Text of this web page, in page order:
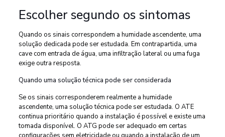
Escolher segundo os sintomas
Quando os sinais correspondem a humidade ascendente, uma
solução dedicada pode ser estudada. Em contrapartida, uma
cave com entrada de água, uma infiltração lateral ou uma fuga
exige outra resposta.
Quando uma solução técnica pode ser considerada
Se os sinais corresponderem realmente a humidade
ascendente, uma solução técnica pode ser estudada. O ATE
continua prioritário quando a instalação é possível e existe uma
tomada disponível. O ATG pode ser adequado em certas